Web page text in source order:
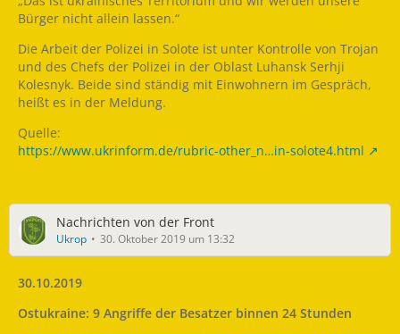
Bürger nicht allein lassen.“
Die Arbeit der Polizei in Solote ist unter Kontrolle von Trojan
und des Chefs der Polizei in der Oblast Luhansk Serhji
Kolesnyk. Beide sind ständig mit Einwohnern im Gespräch,
heißt es in der Meldung.
Quelle:
https://www.ukrinform.de/rubric-other_n…in-solote4.html
Nachrichten von der Front
Ukrop 30. Oktober 2019 um 13:32
30.10.2019
Ostukraine: 9 Angriffe der Besatzer binnen 24 Stunden